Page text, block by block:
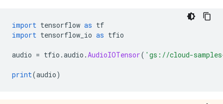
import tensorflow as tf
import tensorflow_io as tfio
audio = tfio .audio .AudioIOTensor( 'gs://cloud-
print(audio)